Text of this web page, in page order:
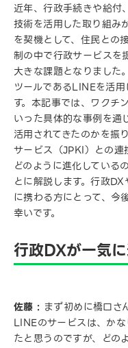
近年、行政手続きや給付
技術を活用した取り組み
を契機として、住民との
制の中で行政サービスを
大きな課題となりました
ツールであるLINEを活
す。本記事では、ワクチ
いった具体的な事例を通
活用されてきたのかを振
サービス（JPKI）との
どのように進化している
とに解説します。行政
に携わる方にとって、今
幸いです。
行政DXが一気
佐藤 : まず初めに橋口さ
LINEのサービスは、か
たと思うのですが、どの